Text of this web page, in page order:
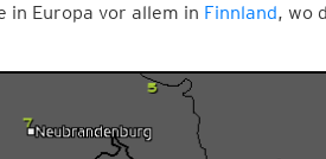
in Europa vor allem in Finnland, wo